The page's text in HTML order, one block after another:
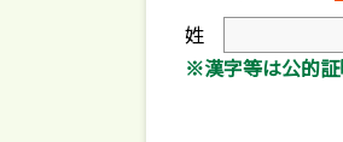
姓
※漢字等は公的証